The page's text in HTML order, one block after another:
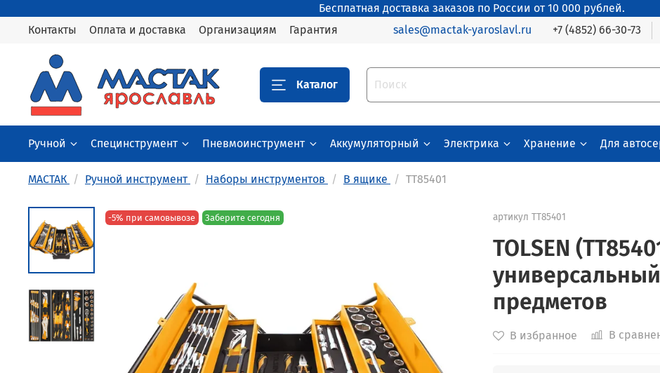
Бесплатная доставка заказов по России от 10 000 рублей.
Контакты
Оплата и доставка Организациям Гарантия sales@mactak-yaroslavl.ru +7 (4852) 66-30-73
Каталог
Ручной Специнструмент Пневмоинструмент Аккумуляторный Электрика Хранение Для
МАСТАК Ручной инструмент Наборы инструментов В ящике TT85401
-5% при самовывозе Заберите сегодня артикул TT85401
TOLSEN
предметов
В избранное В